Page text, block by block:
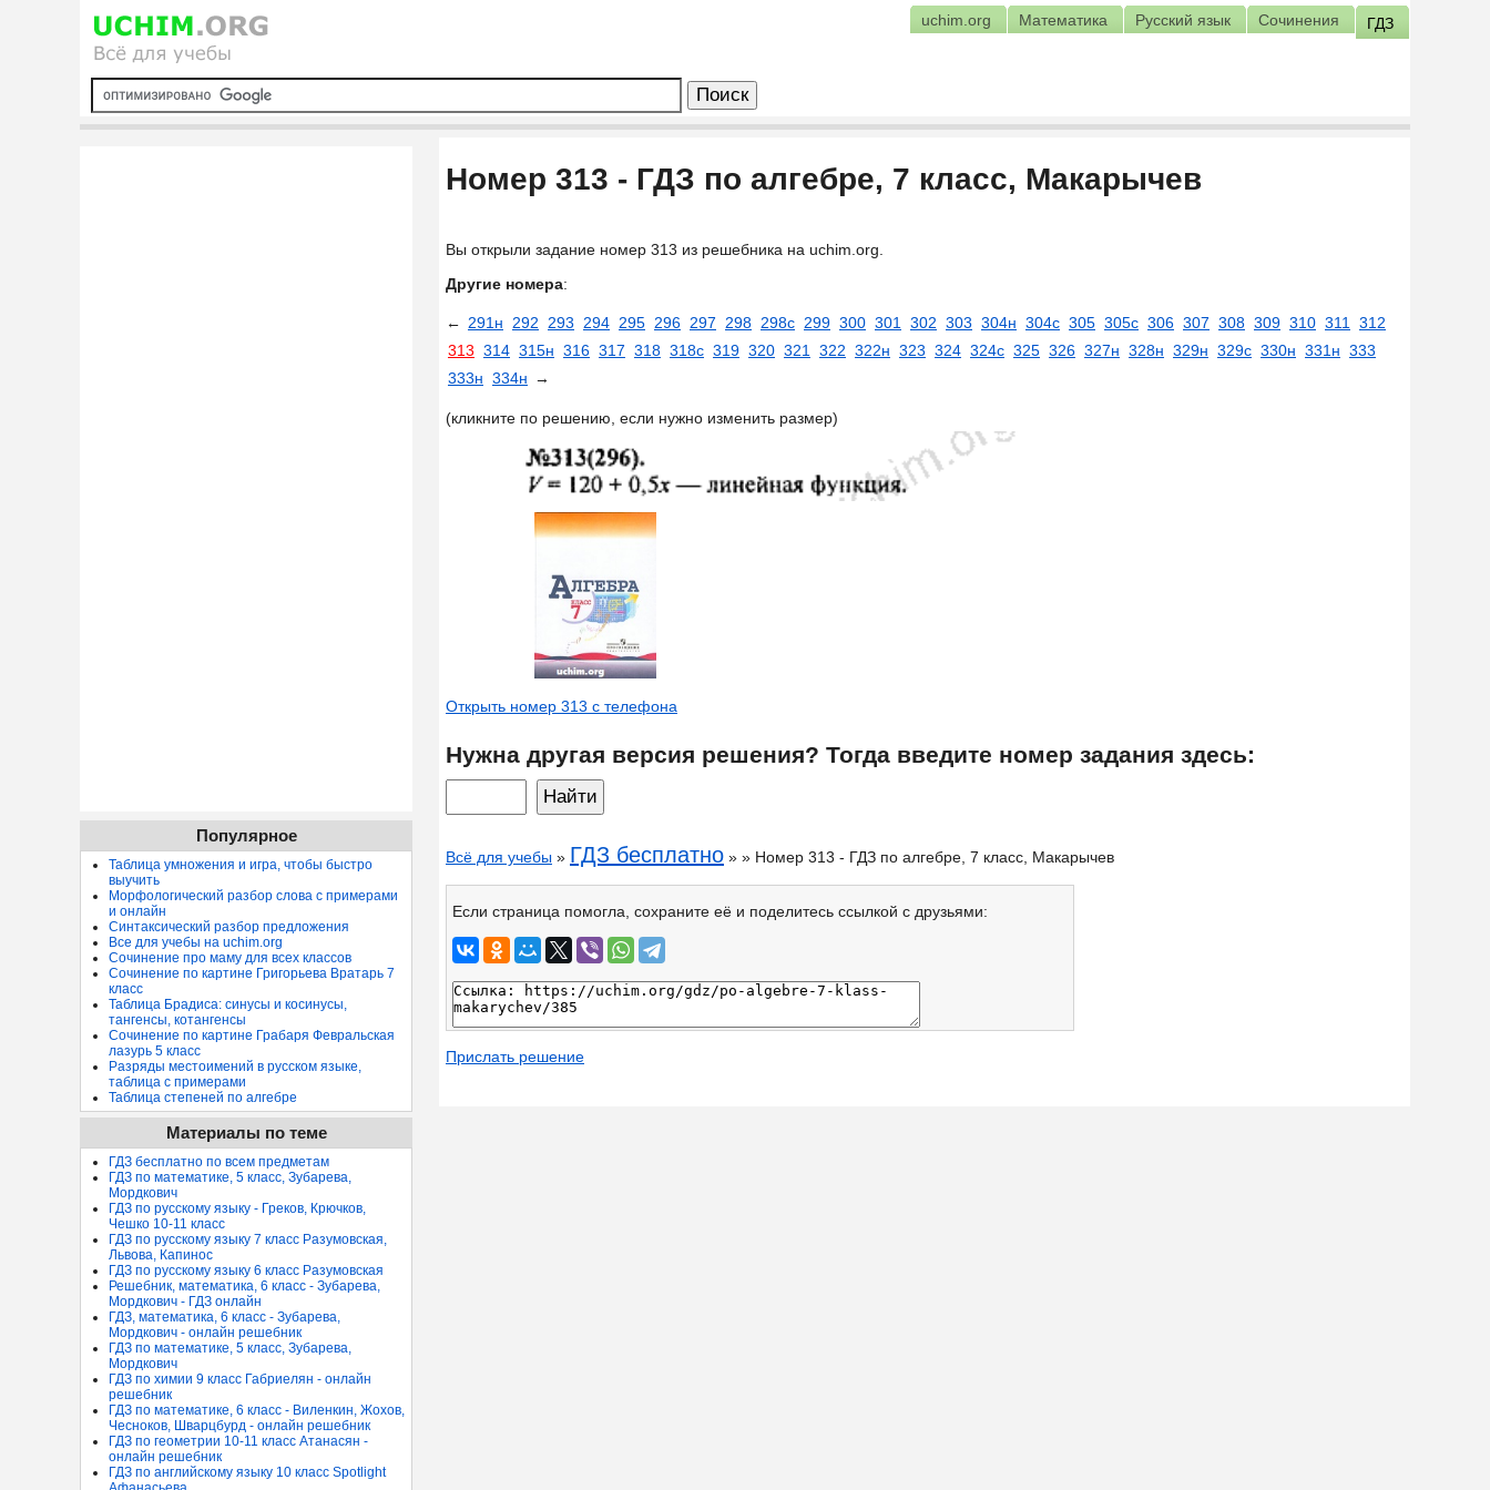
uchim.org Математика Русский язык Сочинения ГДЗ
Номер 313 - ГДЗ по алгебре, 7 класс, Макарычев
Вы открыли задание номер 313 из решебника на uchim.org.
Другие номера:
← 291н 292 293 294 295 296 297 298 298с 299 300 301 302 303 304н 304с 305 305с 306 307 308 309 310 311
312
313 314 315н 316 317 318 318с 319 320 321 322 322н 323 324 324с 325 326 327н 328н 329н 329с 330н 331н 333
333н 334н →
(кликните по решению, если нужно изменить размер)
Открыть номер 313 с телефона
Нужна другая версия решения? Тогда введите номер задания здесь:
Всё для учебы » ГДЗ бесплатно » » Номер 313 - ГДЗ по алгебре, 7 класс, Макарычев
Если страница помогла, сохраните её и поделитесь ссылкой с друзьями:
Прислать решение
Популярное
Таблица умножения и игра, чтобы быстро
выучить
Морфологический разбор слова с примерами
и онлайн
Синтаксический разбор предложения
Все для учебы на uchim.org
Сочинение про маму для всех классов
Сочинение по картине Григорьева Вратарь 7
класс
Таблица Брадиса: синусы и косинусы,
тангенсы, котангенсы
Сочинение по картине Грабаря Февральская
лазурь 5 класс
Разряды местоимений в русском языке,
таблица с примерами
Таблица степеней по алгебре
Материалы по теме
ГДЗ бесплатно по всем предметам
ГДЗ по математике, 5 класс, Зубарева,
Мордкович
ГДЗ по русскому языку - Греков, Крючков,
Чешко 10-11 класс
ГДЗ по русскому языку 7 класс Разумовская,
Львова, Капинос
ГДЗ по русскому языку 6 класс Разумовская
Решебник, математика, 6 класс - Зубарева,
Мордкович - ГДЗ онлайн
ГДЗ, математика, 6 класс - Зубарева,
Мордкович - онлайн решебник
ГДЗ по математике, 5 класс, Зубарева,
Мордкович
ГДЗ по химии 9 класс Габриелян - онлайн
решебник
ГДЗ по математике, 6 класс - Виленкин, Жохов,
Чесноков, Шварцбурд - онлайн решебник
ГДЗ по геометрии 10-11 класс Атанасян -
онлайн решебник
ГДЗ по английскому языку 10 класс Spotlight